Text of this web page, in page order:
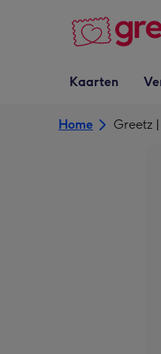
Vervolgkeuzelijst
Kaarten openen
Kaarten
Home Greetz